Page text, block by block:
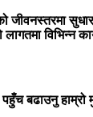
जीवनस्तरमा
विभिन्न
बढाउनु हाम्रो